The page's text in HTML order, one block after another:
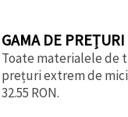
GAMA DE PREȚURI
Toate materialele de
prețuri extrem de mici
32.55 RON.